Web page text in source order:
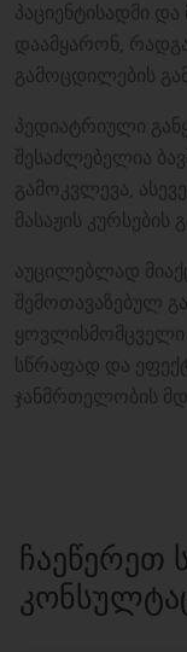
პაციენტისადმი
დაამყარონ,
გამოცდილების
პედიატრიული
შესაძლებელია
გამოკვლევა,
მასაჟის კურსების
აუცილებლად
შემოთავაზებულ
ყოვლისმომცველი
სწრაფად და
ჯანმრთელობის
ᲩᲐᲔᲬᲔᲠᲔᲗ